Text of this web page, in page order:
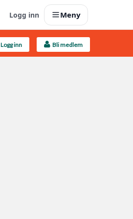
Logg inn Meny
Logg inn Bli medlem